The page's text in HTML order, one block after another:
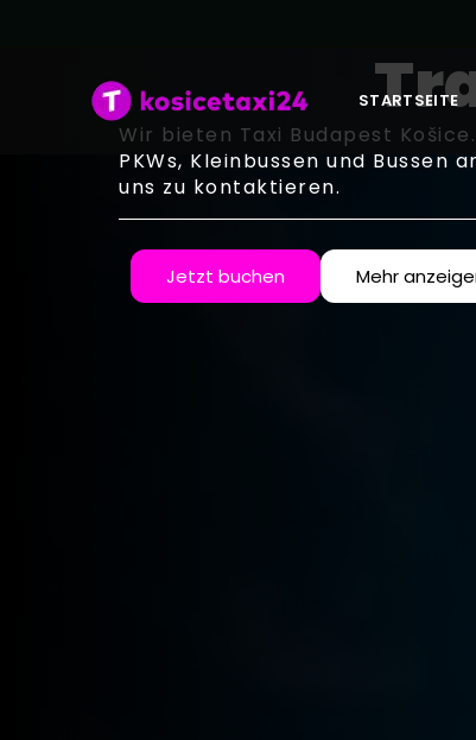
STARTSEITE
Wir bieten Taxi Budapest
PKWs, Kleinbussen und Bussen
uns zu kontaktieren.
Jetzt buchen Mehr